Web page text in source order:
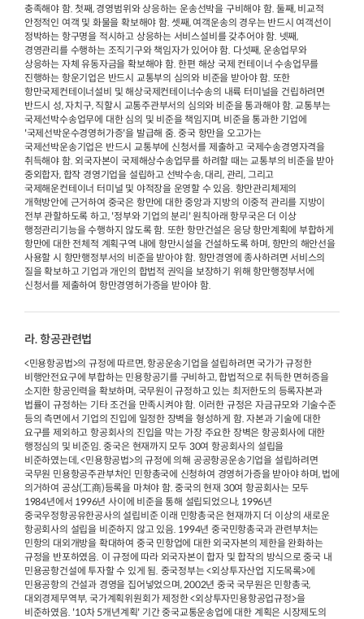
충족해야 함. 첫째, 경영범위와 상응하는 운송선박을 구비해야 함. 둘째, 비교적
안정적인 여객 및 화물을 확보해야 함. 셋째, 여객운송의 경우는 반드시 여객선이
정박하는 항구명을 적시하고 상응하는 서비스설비를 갖추어야 함. 넷째,
경영관리를 수행하는 조직기구와 책임자가 있어야 함. 다섯째, 운송업무와
상응하는 자체 유동자금을 확보해야 함. 한편 해상 국제 컨테이너 수송업무를
진행하는 항운기업은 반드시 교통부의 심의와 비준을 받아야 함. 또한
항만국제컨테이너설비 및 해상국제컨테이너수송의 내륙 터미널을 건립하려면
반드시 성, 자치구, 직할시 교통주관부서의 심의와 비준을 통과해야 함. 교통부는
국제선박수송업무에 대한 심의 및 비준을 책임지며, 비준을 통과한 기업에
'국제선박운수경영허가증'을 발급해 줌. 중국 항만을 오고가는
국제선박운송기업은 반드시 교통부에 신청서를 제출하고 국제수송경영자격을
취득해야 함. 외국자본이 국제해상수송업무를 하려할 때는 교통부의 비준을 받아
중외합자, 합작 경영기업을 설립하고 선박수송, 대리, 관리, 그리고
국제해운컨테이너 터미널 및 야적장을 운영할 수 있음. 항만관리체제의
개혁방안에 근거하여 중국은 항만에 대한 중앙과 지방의 이중적 관리를 지방이
전부 관할하도록 하고, '정부와 기업의 분리' 원칙아래 항무국은 더 이상
행정관리기능을 수행하지 않도록 함. 또한 항만건설은 응당 항만계획에 부합하게
항만에 대한 전체적 계획구역 내에 항만시설을 건설하도록 하며, 항만의 해안선을
사용할 시 항만행정부서의 비준을 받아야 함. 항만경영에 종사하려면 서비스의
질을 확보하고 기업과 개인의 합법적 권익을 보장하기 위해 항만행정부서에
신청서를 제출하여 항만경영허가증을 받아야 함.
라. 항공관련법
<민용항공법>의 규정에 따르면, 항공운송기업을 설립하려면 국가가 규정한
비행안전요구에 부합하는 민용항공기를 구비하고, 합법적으로 취득한 면허증을
소지한 항공인력을 확보하며, 국무원이 규정하고 있는 최저한도의 등록자본과
법률이 규정하는 기타 조건을 만족시켜야 함. 이러한 규정은 자금규모와 기술수준
등의 측면에서 기업의 진입에 일정한 장벽을 형성하게 함. 자본과 기술에 대한
요구를 제외하고 항공회사의 진입을 막는 가장 주요한 장벽은 항공회사에 대한
행정심의 및 비준임. 중국은 현재까지 모두 30여 항공회사의 설립을
비준하였는데, <민용항공법>의 규정에 의해 공공항공운송기업을 설립하려면
국무원 민용항공주관부처인 민항총국에 신청하여 경영허가증을 받아야 하며, 법에
의거하여 공상(工商)등록을 마쳐야 함. 중국의 현재 30여 항공회사는 모두
1984년에서 1996년 사이에 비준을 통해 설립되었으나, 1996년
중국우정항공유한공사의 설립비준 이래 민항총국은 현재까지 더 이상의 새로운
항공회사의 설립을 비준하지 않고 있음. 1994년 중국민항총국과 관련부처는
민항의 대외개방을 확대하여 중국 민항업에 대한 외국자본의 제한을 완화하는
규정을 반포하였음. 이 규정에 따라 외국자본이 합자 및 합작의 방식으로 중국 내
민용공항건설에 투자할 수 있게 됨. 중국정부는 <외상투자산업 지도목록>에
민용공항의 건설과 경영을 집어넣었으며, 2002년 중국 국무원은 민항총국,
대외경제무역부, 국가계획위원회가 제정한 <외상투자민용항공업규정>을
비준하였음. '10차 5개년계획' 기간 중국교통운송업에 대한 계획은 시장제도의